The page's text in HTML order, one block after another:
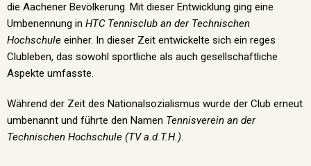
die Aachener Bevölkerung. Mit dieser Entwicklung ging eine
Umbenennung in HTC Tennisclub an der Technischen
Hochschule einher. In dieser Zeit entwickelte sich ein reges
Clubleben, das sowohl sportliche als auch gesellschaftliche
Aspekte umfasste.
Während der Zeit des Nationalsozialismus wurde der Club erneut
umbenannt und führte den Namen Tennisverein an der
Technischen Hochschule (TV a.d.T.H.).